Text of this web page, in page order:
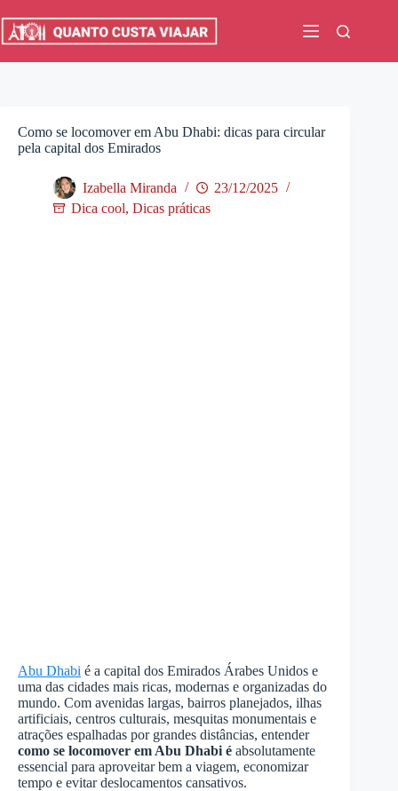
para
Como se locomover em Abu Dhabi: dicas para circular
pela capital dos Emirados
Izabella Miranda
23/12/2025
Dica cool, Dicas práticas
Abu Dhabi é a capital dos Emirados Árabes Unidos e
uma das cidades mais ricas, modernas e organizadas do
mundo. Com avenidas largas, bairros planejados, ilhas
artificiais, centros culturais, mesquitas monumentais e
atrações espalhadas por grandes distâncias, entender
como se locomover em Abu Dhabi é absolutamente
essencial para aproveitar bem a viagem, economizar
tempo e evitar deslocamentos cansativos.